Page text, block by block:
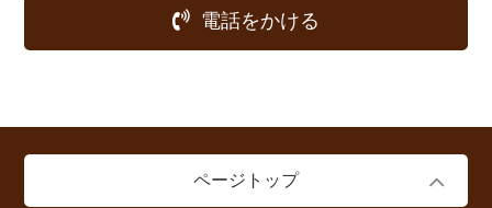
電話をかける
ページトップ